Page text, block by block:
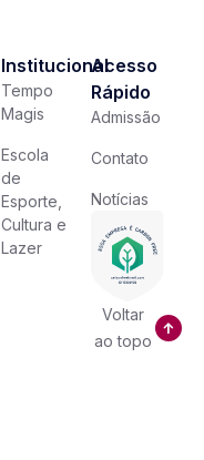
Institucional
Tempo
Magis
Escola
de
Esporte,
Cultura e
Lazer
Acesso
Rápido
Admissão
Contato
Notícias
Voltar
ao topo